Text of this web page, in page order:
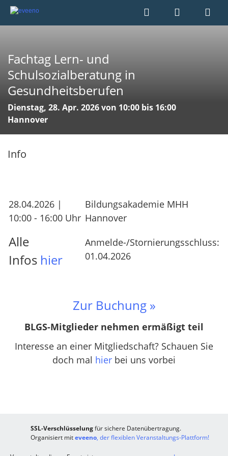
Fachtag Lern- und
Schulsozialberatung in
Gesundheitsberufen
Dienstag, 28. Apr. 2026 von 10:00 bis 16:00
Hannover
Info
28.04.2026 |
10:00 - 16:00 Uhr
Bildungsakademie MHH
Hannover
Alle
Infos hier
Anmelde-/Stornierungsschluss:
01.04.2026
Zur Buchung »
BLGS-Mitglieder nehmen ermäßigt teil
Interesse an einer Mitgliedschaft? Schauen Sie
doch mal hier bei uns vorbei
SSL-Verschlüsselungfür sichere Datenübertragung.
Organisiert miteveeno, der flexiblen Veranstaltungs-Plattform!